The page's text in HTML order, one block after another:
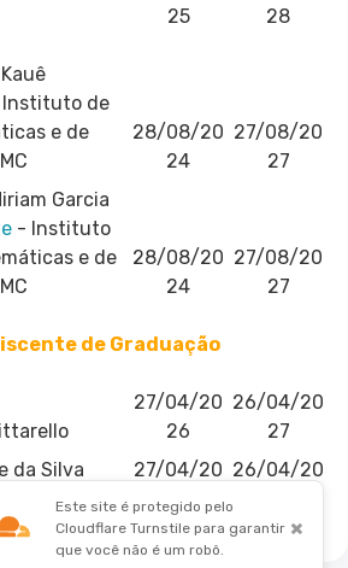
25
28
de
e de
28/08/20
24
27/08/20
27
Garcia
- Instituto
e de
28/08/20
24
27/08/20
27
de Graduação
27/04/20
26
26/04/20
27
da Silva
27/04/20
26
26/04/20
Este site é protegido pelo
Cloudflare Turnstile para garantir
que você não é um robô.
×